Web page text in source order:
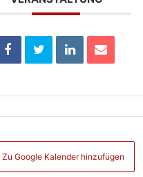
Zu Google Kalender hinzufügen